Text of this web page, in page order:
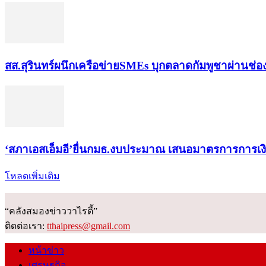
สส.สุรินทร์ผนึกเครือข่ายSMEs บุกตลาดกัมพูชาผ่านช่อ
‘สภาเอสเอ็มอี’ยื่นกมธ.งบประมาณ เสนอมาตรการการเ
โหลดเพิ่มเติม
“คลังสมองข่าววาไรตี้”
ติดต่อเรา: tthaipress@gmail.com
หน้าข่าว